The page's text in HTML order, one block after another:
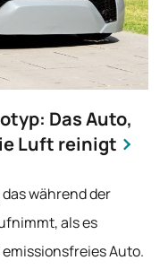
Das Auto,
Luft reinigt
während der
als es
Auto.